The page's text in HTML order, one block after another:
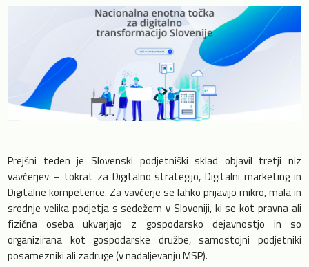
Prejšni teden je Slovenski podjetniški sklad objavil tretji niz
vavčerjev – tokrat za Digitalno strategijo, Digitalni marketing in
Digitalne kompetence. Za vavčerje se lahko prijavijo mikro, mala in
srednje velika podjetja s sedežem v Sloveniji, ki se kot pravna ali
fizična oseba ukvarjajo z gospodarsko dejavnostjo in so
organizirana kot gospodarske družbe, samostojni podjetniki
posamezniki ali zadruge (v nadaljevanju MSP).